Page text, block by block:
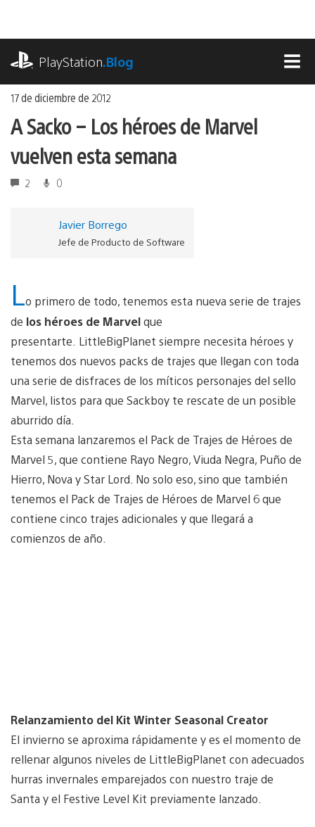
contenido
PlayStation.Blog
17 de diciembre de 2012
A Sacko – Los héroes de Marvel
vuelven esta semana
2 0
Javier Borrego
Jefe de Producto de Software
Lo primero de todo, tenemos esta nueva serie de trajes
de los héroes de Marvelque
presentarte. LittleBigPlanet siempre necesita héroes y
tenemos dos nuevos packs de trajes que llegan con toda
una serie de disfraces de los míticos personajes del sello
Marvel, listos para que Sackboy te rescate de un posible
aburrido día.
Esta semana lanzaremos el Pack de Trajes de Héroes de
Marvel 5, que contiene Rayo Negro, Viuda Negra, Puño de
Hierro, Nova y Star Lord. No solo eso, sino que también
tenemos el Pack de Trajes de Héroes de Marvel 6 que
contiene cinco trajes adicionales y que llegará a
comienzos de año.
Relanzamiento del Kit Winter Seasonal Creator
El invierno se aproxima rápidamente y es el momento de
rellenar algunos niveles de LittleBigPlanet con adecuados
hurras invernales emparejados con nuestro traje de
Santa y el Festive Level Kit previamente lanzado.